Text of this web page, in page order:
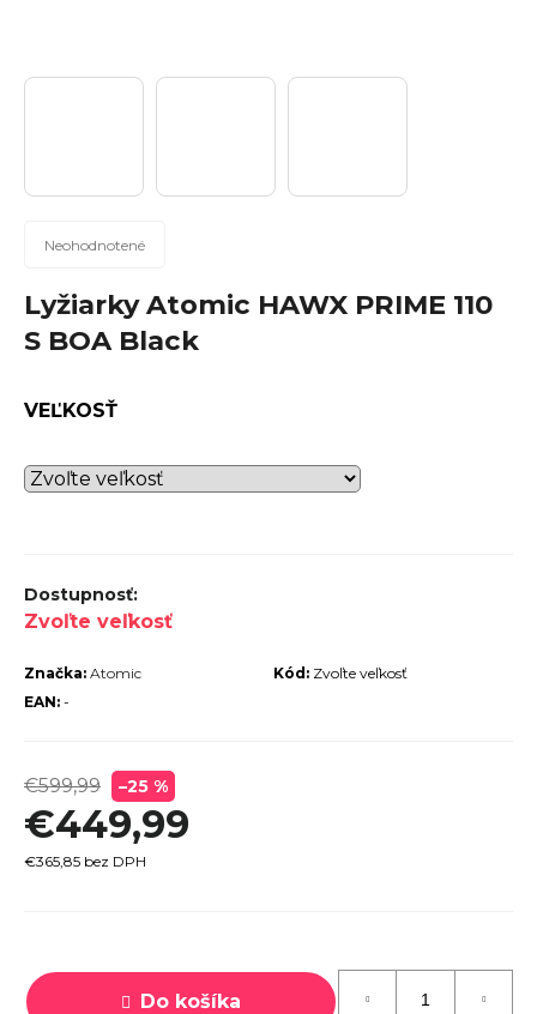
Priemerné
produktu
je
0,0
5
Neohodnotené
Lyžiarky Atomic HAWX PRIME 110
S BOA Black
VEĽKOSŤ
Zvoľte veľkosť
Kód: Zvoľte veľkosť
Značka: Atomic
EAN: -
€599,99 –25 %
€449,99
€365,85 bez DPH
cena:
Do košíka
?
Hľadať
d
p
ú
č
a
m
€1 449